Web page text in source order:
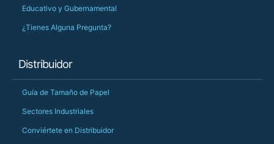
Educativo y Gubernamental
¿Tienes Alguna Pregunta?
Distribuidor
Guía de Tamaño de Papel
Sectores Industriales
Conviértete en Distribuidor